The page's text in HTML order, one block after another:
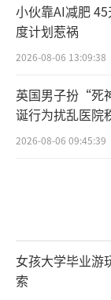
小伙靠AI减肥
度计划惹祸
2026-08-06 13:09:38
英国男子扮“死
诞行为扰乱医院
2026-08-06 09:45:39
女孩大学毕业游
索